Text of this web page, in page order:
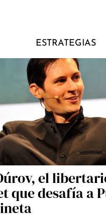
ESTRATEGIAS
el
que desafía a